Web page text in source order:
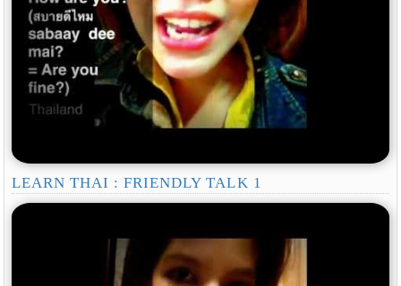
LEARN THAI : FRIENDLY TALK 1